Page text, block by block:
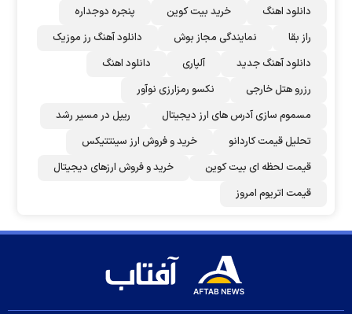
دانلود اهنگ خرید بیت کوین
پنجره دوجداره
راز بقا
نمایندگی مجاز بوش
دانلود آهنگ رز‌ موزیک
دانلود آهنگ جدید
آلپاری
دانلود اهنگ
رزرو هتل خارجی
نکسو رمزارزی نوآور
مسموم سازی آدرس های ارز دیجیتال
ریپل در مسیر رشد
تحلیل قیمت کاردانو
خرید و فروش ارز سینتتیکس
قیمت لحظه ای بیت کوین
خرید و فروش ارزهای دیجیتال
قیمت اتریوم امروز